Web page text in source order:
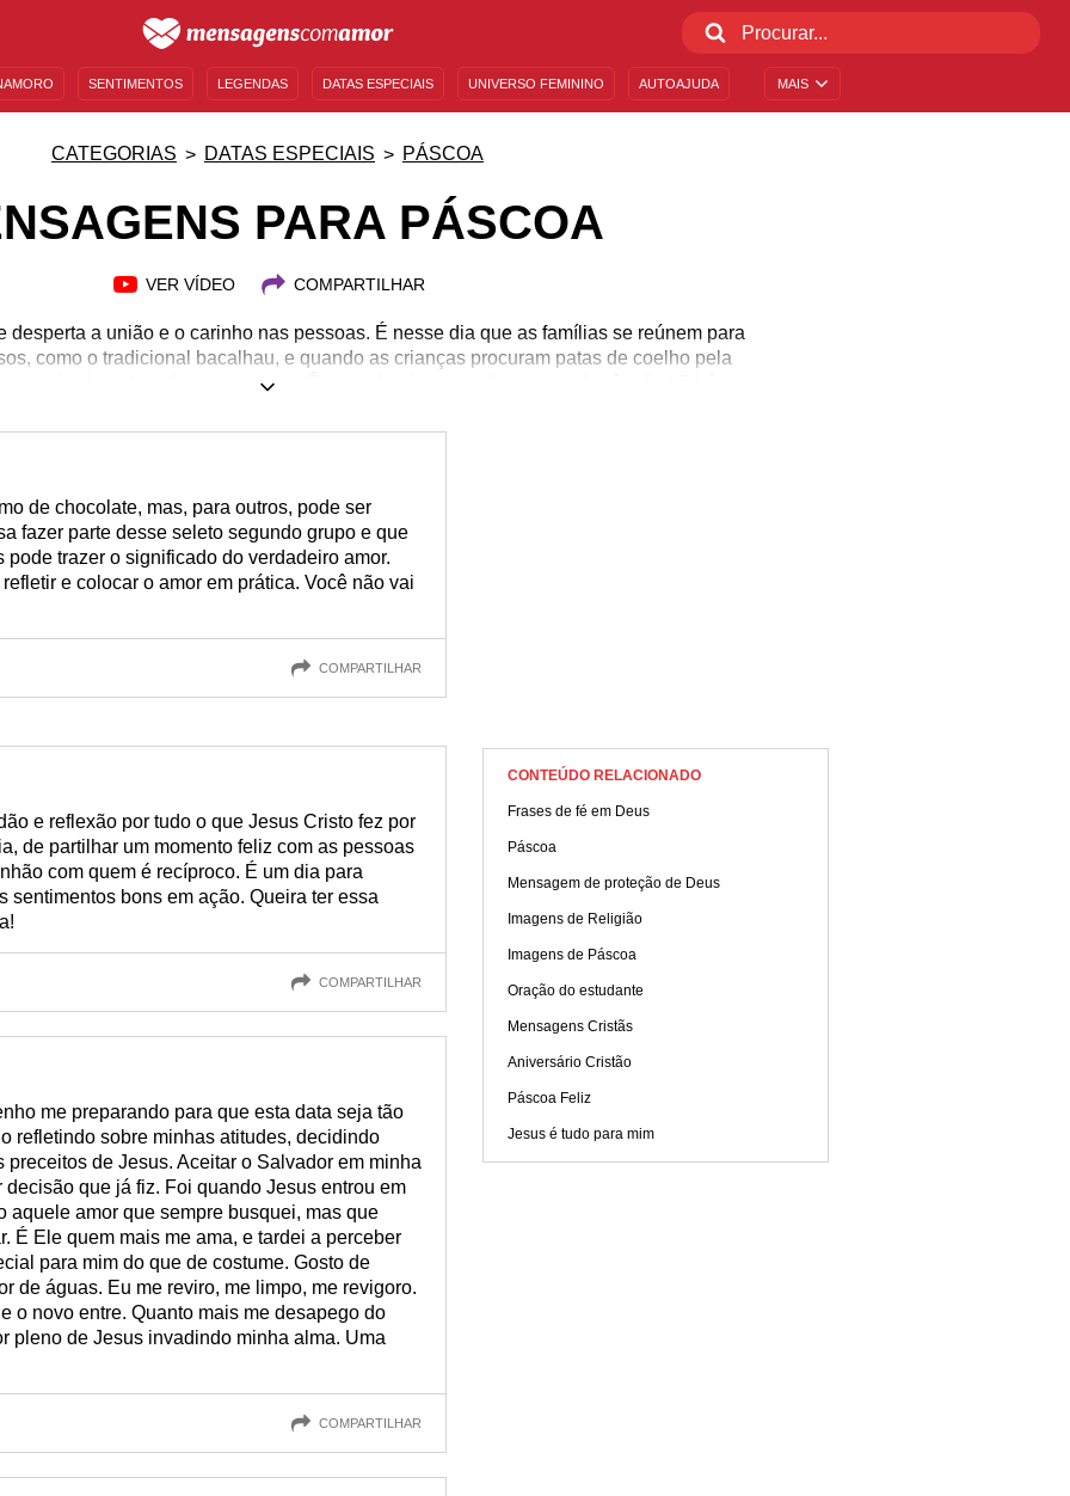
MAIS
SENTIMENTOS LEGENDAS DATAS ESPECIAIS UNIVERSO FEMININO AUTOAJUDA
CATEGORIAS DATAS ESPECIAIS PÁSCOA
PARA PÁSCOA
VER VÍDEO COMPARTILHAR
desperta a união e o carinho nas pessoas. É nesse dia que as famílias se reúnem para
como o tradicional bacalhau, e quando as crianças procuram patas de coelho pela
ovos de chocolate tão aguardados. É uma alegria e uma festa que não têm fim! E há
mas não quer deixar de dizer o quanto ama essa festa, use mensagens
o quanto adora essa festa doce, amorosa e cheia de união! Compartilhe!
de chocolate, mas, para outros, pode ser
fazer parte desse seleto segundo grupo e que
trazer o significado do verdadeiro amor.
e colocar o amor em prática. Você não vai
COMPARTILHAR
e reflexão por tudo o que Jesus Cristo fez por
de partilhar um momento feliz com as pessoas
com quem é recíproco. É um dia para
sentimentos bons em ação. Queira ter essa
COMPARTILHAR
me preparando para que esta data seja tão
refletindo sobre minhas atitudes, decidindo
preceitos de Jesus. Aceitar o Salvador em minha
que já fiz. Foi quando Jesus entrou em
aquele amor que sempre busquei, mas que
É Ele quem mais me ama, e tardei a perceber
para mim do que de costume. Gosto de
de águas. Eu me reviro, me limpo, me revigoro.
o novo entre. Quanto mais me desapego do
pleno de Jesus invadindo minha alma. Uma
COMPARTILHAR
CONTEÚDO RELACIONADO
Frases de fé em Deus
Páscoa
Mensagem de proteção de Deus
Imagens de Religião
Imagens de Páscoa
Oração do estudante
Mensagens Cristãs
Aniversário Cristão
Páscoa Feliz
Jesus é tudo para mim